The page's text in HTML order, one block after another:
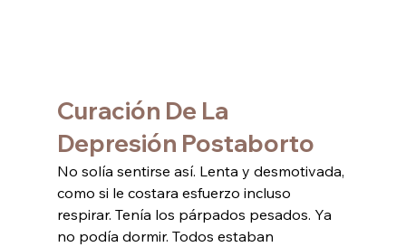
Curación De La
Depresión Postaborto
No solía sentirse así. Lenta y desmotivada,
como si le costara esfuerzo incluso
respirar. Tenía los párpados pesados. Ya
no podía dormir. Todos estaban